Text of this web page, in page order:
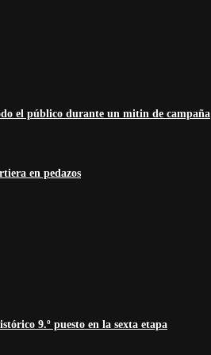
el público durante un mitin de campaña
en pedazos
9.º puesto en la sexta etapa